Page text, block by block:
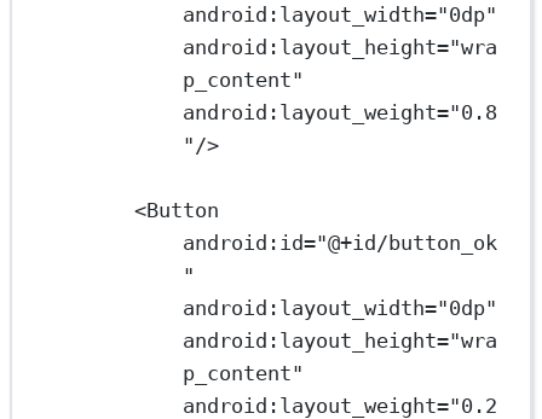
android:layout_width="0dp"
android:layout_height="wra
p_content"
android:layout_weight="0.8
"/>
<Button
android:id="@+id/button_ok
"
android:layout_width="0dp"
android:layout_height="wra
p_content"
android:layout_weight="0.2